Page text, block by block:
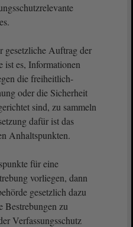
gesetzliche Auftrag der
ist es, Informationen
die freiheitlich-
oder die Sicherheit
sind, zu sammeln
dafür ist das
Anhaltspunkten.
für eine
vorliegen, dann
gesetzlich dazu
Bestrebungen zu
Verfassungsschutz